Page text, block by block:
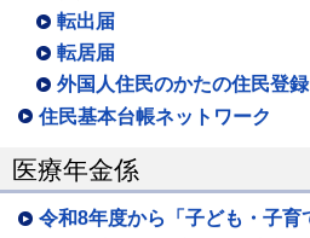
転出届
転居届
外国人住民のかたの住民登録
住民基本台帳ネットワーク
医療年金係
令和8年度から「子ども・子